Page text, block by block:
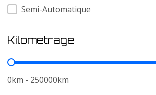
Semi-Automatique
Kilometrage
Kilometrage
0km - 250000km